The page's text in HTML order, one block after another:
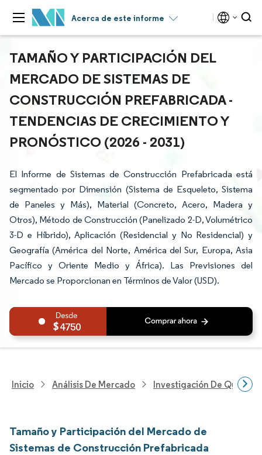
Acerca de este informe
TAMAÑO Y PARTICIPACIÓN DEL
MERCADO DE SISTEMAS DE
CONSTRUCCIÓN PREFABRICADA -
TENDENCIAS DE CRECIMIENTO Y
PRONÓSTICO (2026 - 2031)
El Informe de Sistemas de Construcción Prefabricada está
segmentado por Dimensión (Sistema de Esqueleto, Sistema
de Paneles y Más), Material (Concreto, Acero, Madera y
Otros), Método de Construcción (Panelizado 2-D, Volumétrico
3-D e Híbrido), Aplicación (Residencial y No Residencial) y
Geografía (América del Norte, América del Sur, Europa, Asia
Pacífico y Oriente Medio y África). Las Previsiones del
Mercado se Proporcionan en Términos de Valor (USD).
4750
Inicio Análisis De Mercado Investigación De
Tamaño y Participación del Mercado de
Sistemas de Construcción Prefabricada